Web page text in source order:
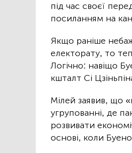
під час своєї
посиланням на
Якщо раніше
електорату, то
Логічно: навіщо
кшталт Сі
Мілей заявив, що
угрупованні, де
розвивати
основі, коли